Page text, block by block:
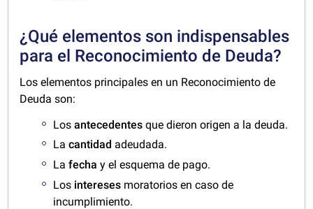
¿Qué elementos son indispensables
para el Reconocimiento de Deuda?
Los elementos principales en un Reconocimiento de
Deuda son:
Losantecedentes que dieron origen a la deuda.
Lacantidad adeudada.
Lafechay el esquema de pago.
Los intereses moratorios en caso de
incumplimiento.